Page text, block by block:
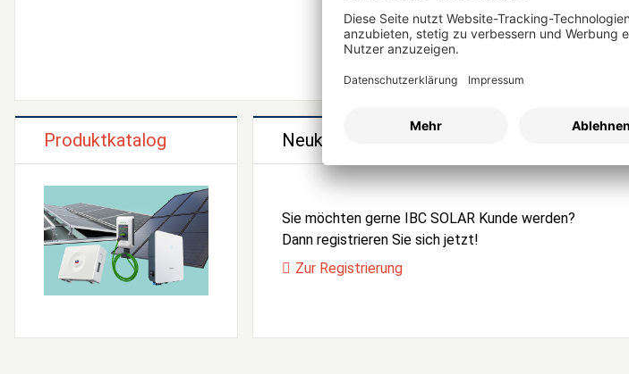
Produktkatalog Neukunden Registrierung
Sie möchten gerne IBC SOLAR Kunde werden?
Dann registrieren Sie sich jetzt!
Zur Registrierung